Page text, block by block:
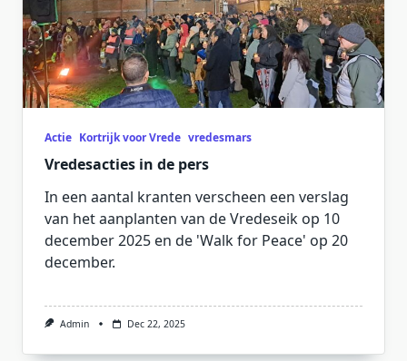
Actie Kortrijk voor Vrede vredesmars
Vredesacties in de pers
In een aantal kranten verscheen een verslag
van het aanplanten van de Vredeseik op 10
december 2025 en de 'Walk for Peace' op 20
december.
Admin Dec 22, 2025